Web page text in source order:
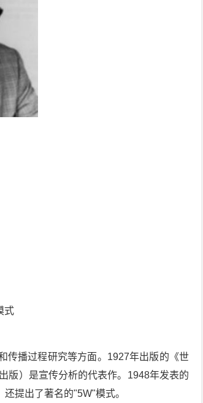
式
传播过程研究等方面。1927年出版的《世
版）是宣传分析的代表作。1948年发表的
提出了著名的"5W"模式。